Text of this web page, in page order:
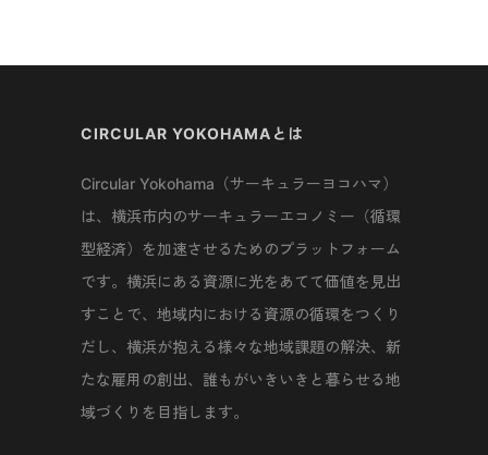
CIRCULAR YOKOHAMAとは
Circular Yokohama（サーキュラーヨコハマ）
は、横浜市内のサーキュラーエコノミー（循環
型経済）を加速させるためのプラットフォーム
です。横浜にある資源に光をあてて価値を見出
すことで、地域内における資源の循環をつくり
だし、横浜が抱える様々な地域課題の解決、新
たな雇用の創出、誰もがいきいきと暮らせる地
域づくりを目指します。